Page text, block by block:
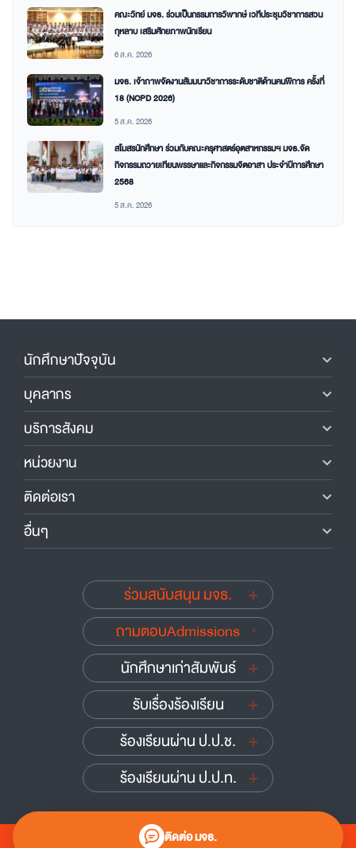
คณะวิทย์ มจธ. ร่วมเป็นกรรมการวิพากษ์ เวทีประชุมวิชาการสวน
กุหลาบ เสริมศักยภาพนักเรียน
6 ส.ค. 2026
มจธ. เจ้าภาพจัดงานสัมมนาวิชาการระดับชาติด้านคนพิการ ครั้งที่
18 (NCPD 2026)
5 ส.ค. 2026
สโมสรนักศึกษา ร่วมกับคณะครุศาสตร์อุตสาหกรรมฯ มจธ.จัด
กิจกรรมถวายเทียนพรรษาและกิจกรรมจิตอาสา ประจำปีการศึกษา
2568
5 ส.ค. 2026
ติดต่อ มจธ.
นักศึกษาปัจจุบัน
บุคลากร
บริการสังคม
หน่วยงาน
ติดต่อเรา
อื่นๆ
ร่วมสนับสนุน มจธ.
ถามตอบAdmissions
นักศึกษาเก่าสัมพันธ์
รับเรื่องร้องเรียน
ร้องเรียนผ่าน ป.ป.ช.
ร้องเรียนผ่าน ป.ป.ท.